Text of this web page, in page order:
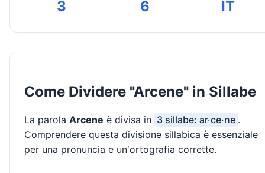
3 6 IT
Come Dividere "Arcene" in Sillabe
La parola Arcene è divisa in 3 sillabe: ar·ce·ne .
Comprendere questa divisione sillabica è essenziale
per una pronuncia e un'ortografia corrette.